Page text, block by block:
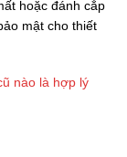
hoặc đánh cắp
mật cho thiết
nào là hợp lý